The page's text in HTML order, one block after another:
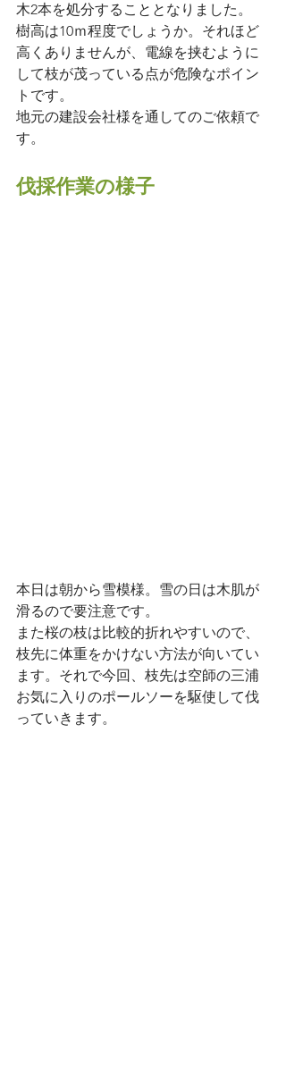
木2本を処分することとなりました。
樹高は10ｍ程度でしょうか。それほど
高くありませんが、電線を挟むように
して枝が茂っている点が危険なポイン
トです。
地元の建設会社様を通してのご依頼で
す。
伐採作業の様子
本日は朝から雪模様。雪の日は木肌が
滑るので要注意です。
また桜の枝は比較的折れやすいので、
枝先に体重をかけない方法が向いてい
ます。それで今回、枝先は空師の三浦
お気に入りのポールソーを駆使して伐
っていきます。